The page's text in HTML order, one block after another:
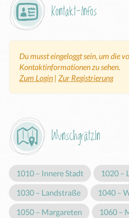
Kontakt-Infos
Du musst eingeloggt sein, um die
Kontaktinformationen zu sehen.
Zum Login | Zur Registrierung
Wunschgrätzln
1010 – Innere Stadt 1020 –
1030 – Landstraße 1040 –
1050 – Margareten 1060 –